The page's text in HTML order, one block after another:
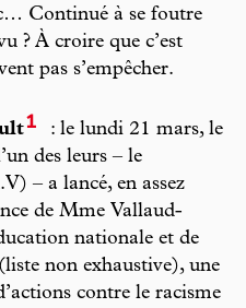
Continué à se foutre
? À croire que c’est
pas s’empêcher.
1
: le lundi 21 mars, le
des leurs – le
– a lancé, en assez
de Mme Vallaud-
nationale et de
non exhaustive), une
contre le racisme